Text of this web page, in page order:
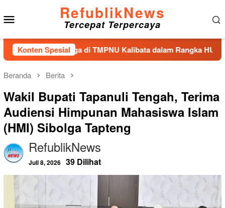
ke
konten
RefublikNews
Tercepat Terpercaya
Konten Spesial
Bunga di TMPNU Kalibata dalam Rangka HUT Ke-40 PPAL
Beranda Berita
Wakil Bupati Tapanuli Tengah, Terima
Audiensi Himpunan Mahasiswa Islam
(HMI) Sibolga Tapteng
RefublikNews
Juli 8, 2026 39 Dilihat